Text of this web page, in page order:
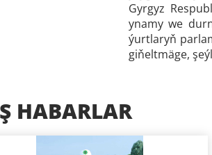
Gyrgyz
ynamy we
ýurtlaryň
giňeltmäge,
HABARLAR